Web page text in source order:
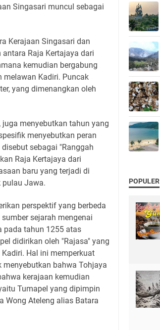
Singasari muncul sebagai
Kerajaan Singasari dan
Raja Kertajaya dari
kemudian bergabung
melawan Kadiri. Puncak
yang dimenangkan oleh
menyebutkan tahun yang
menyebutkan peran
sebagai "Ranggah
Raja Kertajaya dari
baru yang terjadi di
pulau Jawa.
perspektif yang berbeda
sejarah mengenai
pada tahun 1255 atas
didirikan oleh "Rajasa" yang
Hal ini memperkuat
bahwa Tohjaya
kerajaan kemudian
Tumapel yang dipimpin
Wong Ateleng alias Batara
POPULER